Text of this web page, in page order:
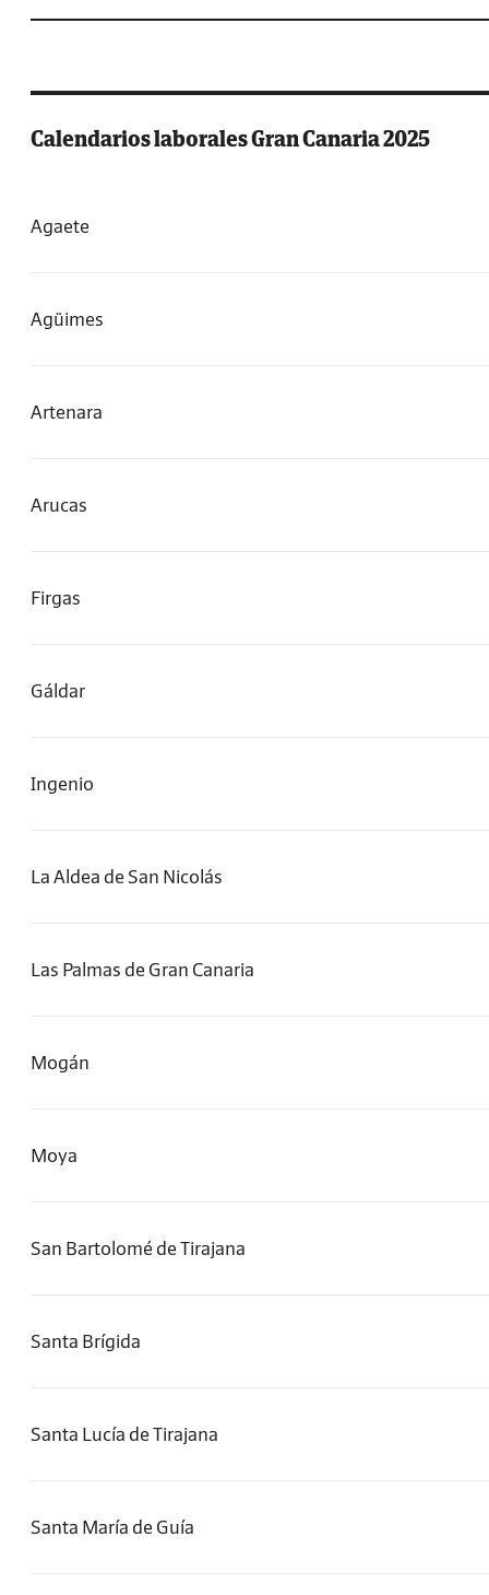
Calendarios laborales Gran Canaria 2025
Agaete
Agüimes
Artenara
Arucas
Firgas
Gáldar
Ingenio
La Aldea de San Nicolás
Las Palmas de Gran Canaria
Mogán
Moya
San Bartolomé de Tirajana
Santa Brígida
Santa Lucía de Tirajana
Santa María de Guía